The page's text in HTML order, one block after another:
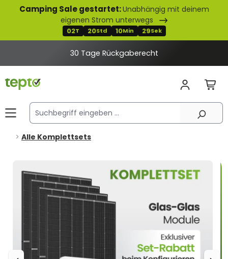
springen
Camping Sale gestartet:Unabhängig mit deinem
eigenen Strom unterwegs
02T 20Std 10Min 28Sek
30 Tage Rückgaberecht
Alle Komplettsets